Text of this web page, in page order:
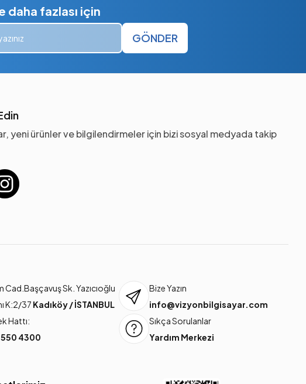
daha fazlası için
GÖNDER
yeni ürünler ve bilgilendirmeler için bizi sosyal medyada takip
Cad.Başçavuş Sk. Yazıcıoğlu
K:2/37 Kadıköy / İSTANBUL
Bize Yazın
info@vizyonbilgisayar.com
Hattı:
550 4300
Sıkça Sorulanlar
Yardım Merkezi